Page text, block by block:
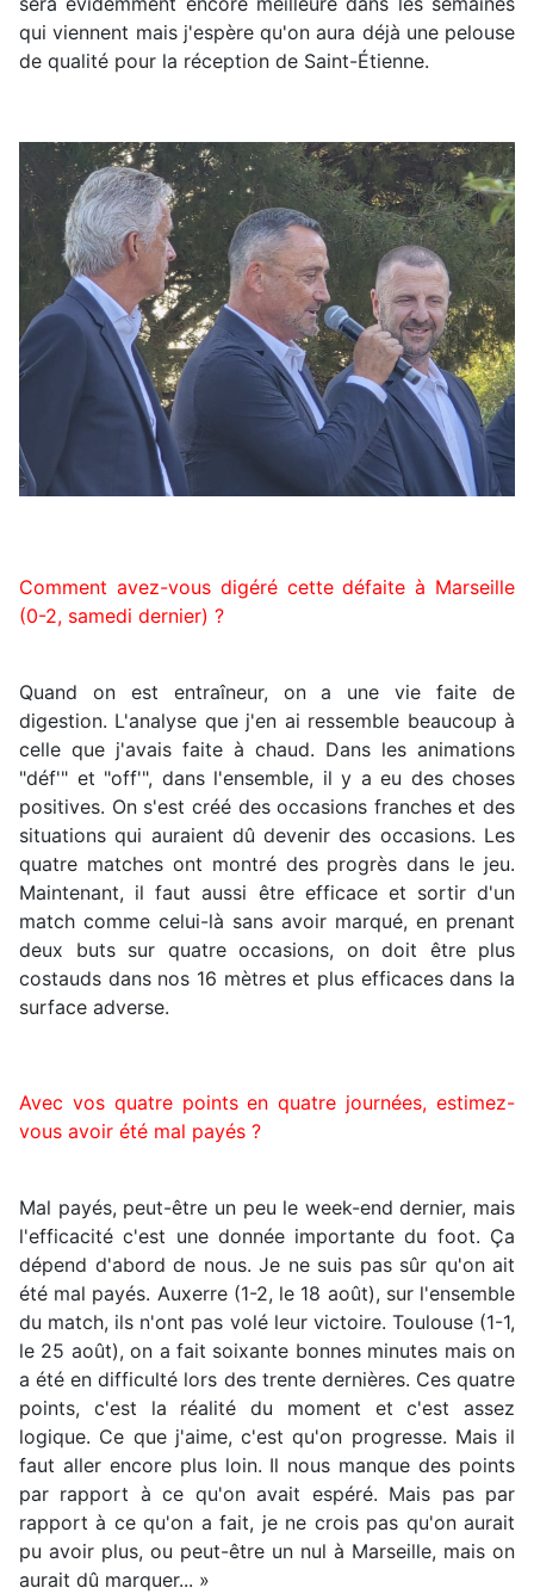
qui viennent mais j'espère qu'on aura déjà une pelouse
de qualité pour la réception de Saint-Étienne.
Comment avez-vous digéré cette défaite à Marseille
(0-2, samedi dernier) ?
Quand on est entraîneur, on a une vie faite de
digestion. L'analyse que j'en ai ressemble beaucoup à
celle que j'avais faite à chaud. Dans les animations
"déf'" et "off'", dans l'ensemble, il y a eu des choses
positives. On s'est créé des occasions franches et des
situations qui auraient dû devenir des occasions. Les
quatre matches ont montré des progrès dans le jeu.
Maintenant, il faut aussi être efficace et sortir d'un
match comme celui-là sans avoir marqué, en prenant
deux buts sur quatre occasions, on doit être plus
costauds dans nos 16 mètres et plus efficaces dans la
surface adverse.
Avec vos quatre points en quatre journées, estimez-
vous avoir été mal payés ?
Mal payés, peut-être un peu le week-end dernier, mais
l'efficacité c'est une donnée importante du foot. Ça
dépend d'abord de nous. Je ne suis pas sûr qu'on ait
été mal payés. Auxerre (1-2, le 18 août), sur l'ensemble
du match, ils n'ont pas volé leur victoire. Toulouse (1-1,
le 25 août), on a fait soixante bonnes minutes mais on
a été en difficulté lors des trente dernières. Ces quatre
points, c'est la réalité du moment et c'est assez
logique. Ce que j'aime, c'est qu'on progresse. Mais il
faut aller encore plus loin. Il nous manque des points
par rapport à ce qu'on avait espéré. Mais pas par
rapport à ce qu'on a fait, je ne crois pas qu'on aurait
pu avoir plus, ou peut-être un nul à Marseille, mais on
aurait dû marquer... »